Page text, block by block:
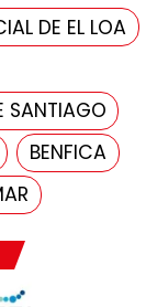
DE EL LOA
SANTIAGO
BENFICA